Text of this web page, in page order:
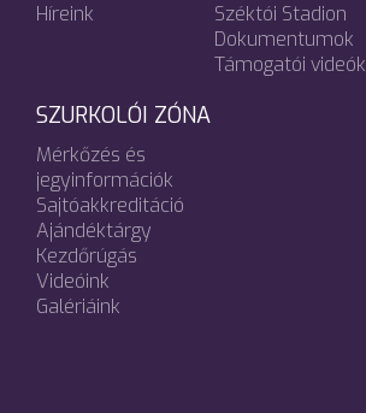
Híreink
Széktói Stadion
Dokumentumok
Támogatói videók
SZURKOLÓI ZÓNA
Mérkőzés és
jegyinformációk
Sajtóakkreditáció
Ajándéktárgy
Kezdőrúgás
Videóink
Galériáink